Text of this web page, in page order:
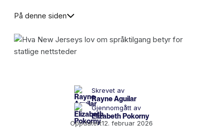
På denne siden
Skrevet av
Rayne Aguilar
Gjennomgått av
Elizabeth Pokorny
Oppdatert12. februar 2026